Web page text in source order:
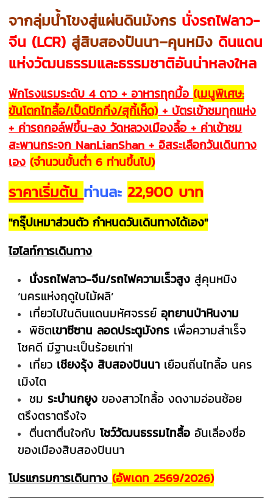
จากลุ่มน้ำโขงสู่แผ่นดินมังกร นั่งรถไฟลาว-
จีน (LCR) สู่สิบสองปันนา–คุนหมิง ดินแดน
แห่งวัฒนธรรมและธรรมชาติอันน่าหลงใหล
พักโรงแรมระดับ 4 ดาว + อาหารทุกมื้อ(เมนูพิเศษ:
ขันโตกไทลื้อ/เป็ดปักกิ่ง/สุกี้เห็ด) + บัตรเข้าชมทุกแห่ง
+ ค่ารถกอล์ฟขึ้น-ลง วัดหลวงเมืองลื้อ + ค่าเข้าชม
สะพานกระจก NanLianShan + อิสระเลือกวันเดินทาง
เอง (จำนวนขั้นต่ำ 6 ท่านขึ้นไป)
ราคาเริ่มต้น ท่านละ 22,900 บาท
"กรุ๊ปเหมาส่วนตัว กำหนดวันเดินทางได้เอง"
ไฮไลท์การเดินทาง
นั่งรถไฟลาว-จีน/รถไฟความเร็วสูงสู่คุนหมิง
‘นครแห่งฤดูใบไม้ผลิ’
เที่ยวไปในดินแดนมหัศจรรย์ อุทยานป่าหินงาม
พิชิตเขาซีซาน ลอดประตูมังกร เพื่อความสำเร็จ
โชคดี มีฐานะเป็นร้อยเท่า!
เที่ยว เชียงรุ้ง สิบสองปันนา เยือนถิ่นไทลื้อ นคร
เมิงไต
ชมระบำนกยูง ของสาวไทลื้อ งดงามอ่อนช้อย
ตรึงตราตรึงใจ
ตื่นตาตื่นใจกับ โชว์วัฒนธรรมไทลื้อ อันเลื่องชื่อ
ของเมืองสิบสองปันนา
โปรแกรมการเดินทาง(อัพเดท 2569/2026)